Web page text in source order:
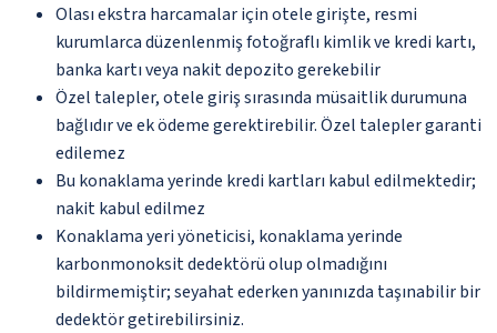
Olası ekstra harcamalar için otele girişte, resmi
kurumlarca düzenlenmiş fotoğraflı kimlik ve kredi kartı,
banka kartı veya nakit depozito gerekebilir
Özel talepler, otele giriş sırasında müsaitlik durumuna
bağlıdır ve ek ödeme gerektirebilir. Özel talepler garanti
edilemez
Bu konaklama yerinde kredi kartları kabul edilmektedir;
nakit kabul edilmez
Konaklama yeri yöneticisi, konaklama yerinde
karbonmonoksit dedektörü olup olmadığını
bildirmemiştir; seyahat ederken yanınızda taşınabilir bir
dedektör getirebilirsiniz.